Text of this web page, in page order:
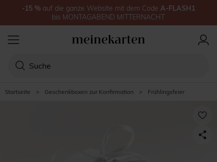
Startseite > Geschenkboxen zur Konfirmation > Frühlingsfeier
-15 % auf die ganze Website mit dem Code A-FLASH1
bis MONTAGABEND MITTERNACHT